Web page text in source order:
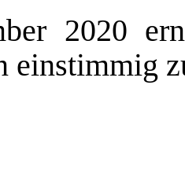
2020
einstimmig